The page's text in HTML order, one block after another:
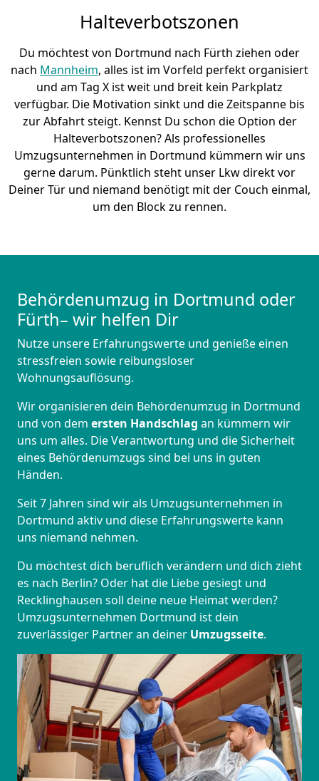
Halteverbotszonen
Du möchtest von Dortmund nach Fürth ziehen oder
nach Mannheim, alles ist im Vorfeld perfekt organisiert
und am Tag X ist weit und breit kein Parkplatz
verfügbar. Die Motivation sinkt und die Zeitspanne bis
zur Abfahrt steigt. Kennst Du schon die Option der
Halteverbotszonen? Als professionelles
Umzugsunternehmen in Dortmund kümmern wir uns
gerne darum. Pünktlich steht unser Lkw direkt vor
Deiner Tür und niemand benötigt mit der Couch einmal,
um den Block zu rennen.
Behördenumzug in Dortmund oder
Fürth– wir helfen Dir
Nutze unsere Erfahrungswerte und genieße einen
stressfreien sowie reibungsloser
Wohnungsauflösung.
Wir organisieren dein Behördenumzug in Dortmund
und von dem ersten Handschlag an kümmern wir
uns um alles. Die Verantwortung und die Sicherheit
eines Behördenumzugs sind bei uns in guten
Händen.
Seit 7 Jahren sind wir als Umzugsunternehmen in
Dortmund aktiv und diese Erfahrungswerte kann
uns niemand nehmen.
Du möchtest dich beruflich verändern und dich zieht
es nach Berlin? Oder hat die Liebe gesiegt und
Recklinghausen soll deine neue Heimat werden?
Umzugsunternehmen Dortmund ist dein
zuverlässiger Partner an deiner Umzugsseite.